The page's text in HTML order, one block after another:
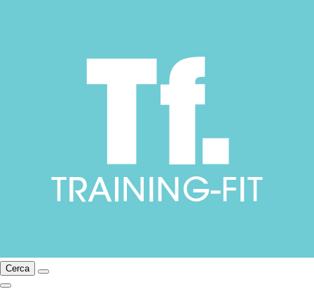
Cerca